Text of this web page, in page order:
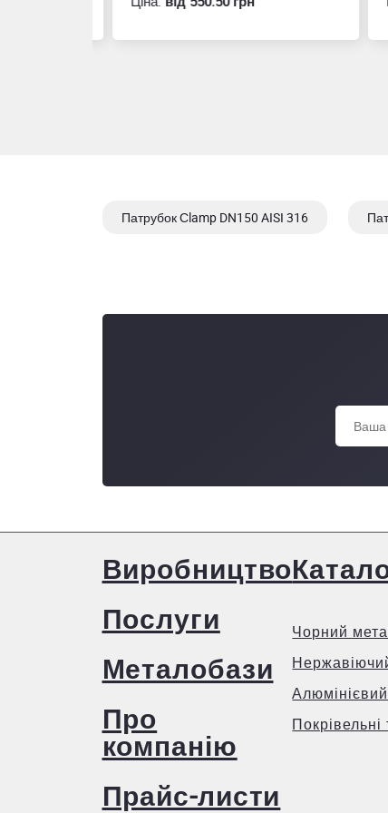
Патрубок Сlamp DN150 AISI 316
Виробництво
Послуги
Металобази
Про
компанію
Прайс-листи
Чорний
Покрівельні